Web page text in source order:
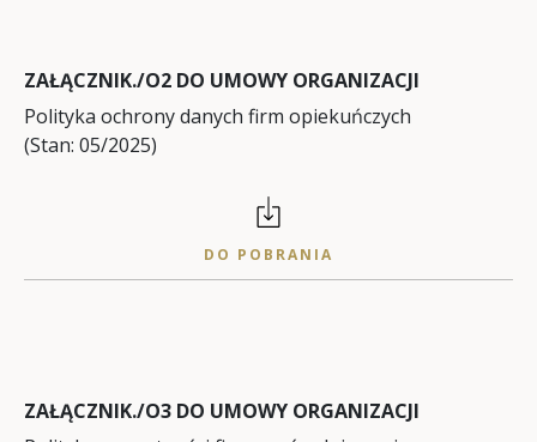
ZAŁĄCZNIK./O2 DO UMOWY ORGANIZACJI
Polityka ochrony danych firm opiekuńczych
(Stan: 05/2025)
DO POBRANIA
ZAŁĄCZNIK./O3 DO UMOWY ORGANIZACJI